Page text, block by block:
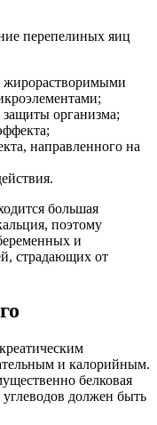
перепелиных яиц
организма;
направленного на
большая
поэтому
и
страдающих от
и калорийным.
белковая
должен быть